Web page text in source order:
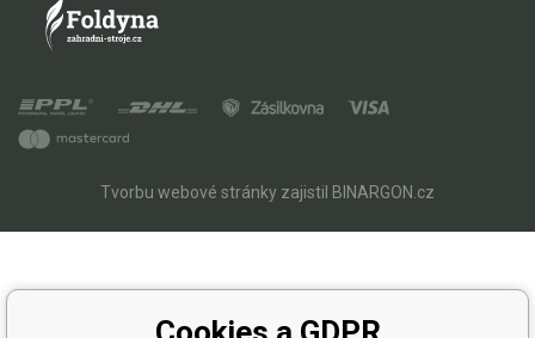
Tvorbu webové stránky zajistil BINARGON.cz